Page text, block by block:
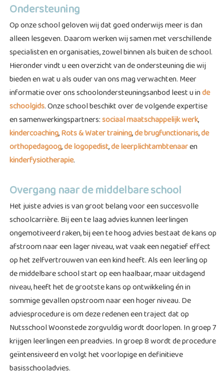
Ondersteuning
Op onze school geloven wij dat goed onderwijs meer is dan
alleen lesgeven. Daarom werken wij samen met verschillende
specialisten en organisaties, zowel binnen als buiten de school.
Hieronder vindt u een overzicht van de ondersteuning die wij
bieden en wat u als ouder van ons mag verwachten. Meer
informatie over ons schoolondersteuningsanbod leest u inde
schoolgids. Onze school beschikt over de volgende expertise
en samenwerkingspartners:sociaal maatschappelijk werk,
kindercoaching,Rots & Water training,de brugfunctionaris,de
orthopedagoog,de logopedist,de leerplichtambtenaaren
kinderfysiotherapie.
Overgang naar de middelbare school
Het juiste advies is van groot belang voor een succesvolle
schoolcarrière. Bij een te laag advies kunnen leerlingen
ongemotiveerd raken, bij een te hoog advies bestaat de kans op
afstroom naar een lager niveau, wat vaak een negatief effect
op het zelfvertrouwen van een kind heeft. Als een leerling op
de middelbare school start op een haalbaar, maar uitdagend
niveau, heeft het de grootste kans op ontwikkeling én in
sommige gevallen opstroom naar een hoger niveau. De
adviesprocedure is om deze redenen een traject dat op
Nutsschool Woonstede zorgvuldig wordt doorlopen. In groep 7
krijgen leerlingen een preadvies. In groep 8 wordt de procedure
geïntensiveerd en volgt het voorlopige en definitieve
basisschooladvies.